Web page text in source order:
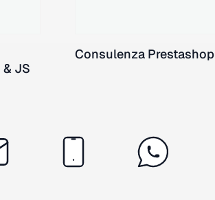
JS
Consulenza Prestashop